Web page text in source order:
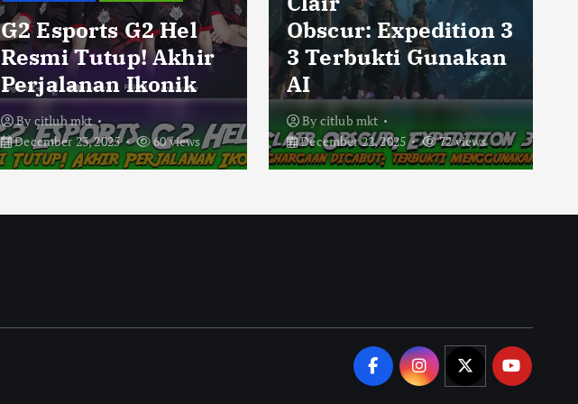
G2 Esports G2 Hel
Resmi Tutup! Akhir
Perjalanan Ikonik
By citlub mkt
December 23, 2025
60 views
Obscur: Expedition 3
3 Terbukti Gunakan
AI
By citlub mkt
December 22, 2025
72 views